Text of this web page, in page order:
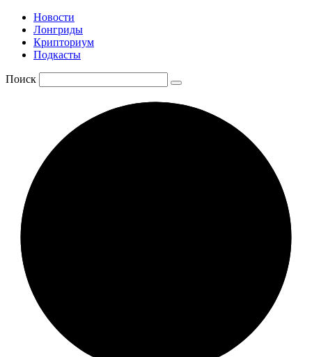
Новости
Лонгриды
Крипториум
Подкасты
Поиск